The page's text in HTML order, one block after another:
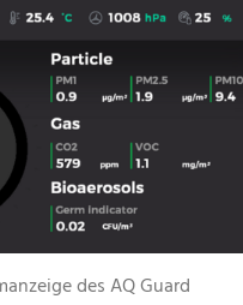
des AQ Guard